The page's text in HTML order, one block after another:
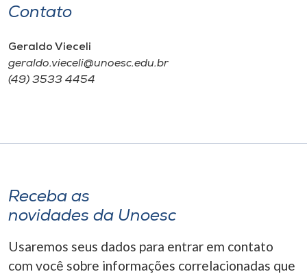
Contato
Geraldo Vieceli
geraldo.vieceli@unoesc.edu.br
(49) 3533 4454
Receba as
novidades da Unoesc
Usaremos seus dados para entrar em contato
com você sobre informações correlacionadas que